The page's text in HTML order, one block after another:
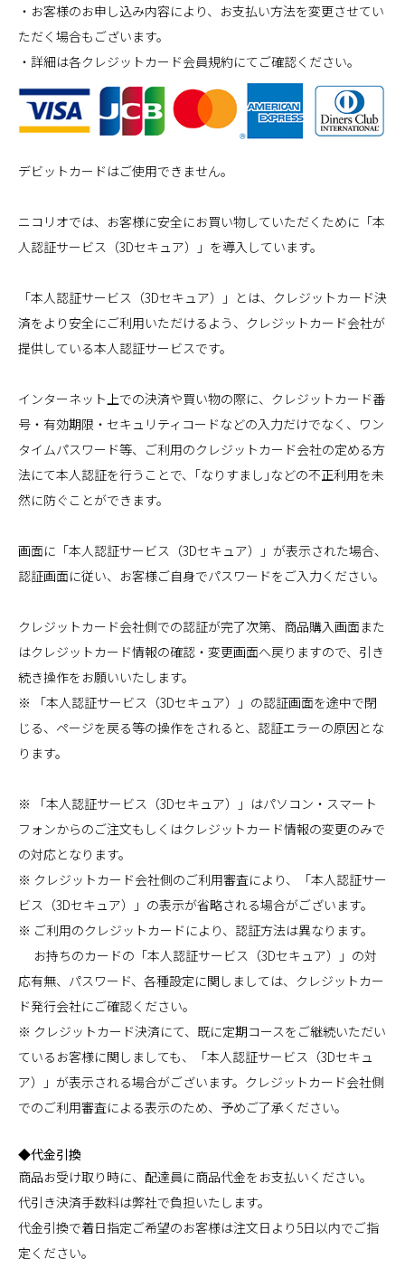
・お客様のお申し込み内容により、お支払い方法を変更させてい
ただく場合もございます。
・詳細は各クレジットカード会員規約にてご確認ください。
デビットカードはご使用できません。
ニコリオでは、お客様に安全にお買い物していただくために「本
人認証サービス（3Dセキュア）」を導入しています。
「本人認証サービス（3Dセキュア）」とは、クレジットカード決
済をより安全にご利用いただけるよう、クレジットカード会社が
提供している本人認証サービスです。
インターネット上での決済や買い物の際に、クレジットカード番
号・有効期限・セキュリティコードなどの入力だけでなく、ワン
タイムパスワード等、ご利用のクレジットカード会社の定める方
法にて本人認証を行うことで、｢なりすまし｣などの不正利用を未
然に防ぐことができます。
画面に「本人認証サービス（3Dセキュア）」が表示された場合、
認証画面に従い、お客様ご自身でパスワードをご入力ください。
クレジットカード会社側での認証が完了次第、商品購入画面また
はクレジットカード情報の確認・変更画面へ戻りますので、引き
続き操作をお願いいたします。
※ 「本人認証サービス（3Dセキュア）」の認証画面を途中で閉
じる、ページを戻る等の操作をされると、認証エラーの原因とな
ります。
※ 「本人認証サービス（3Dセキュア）」はパソコン・スマート
フォンからのご注文もしくはクレジットカード情報の変更のみで
の対応となります。
※ クレジットカード会社側のご利用審査により、「本人認証サー
ビス（3Dセキュア）」の表示が省略される場合がございます。
※ ご利用のクレジットカードにより、認証方法は異なります。
お持ちのカードの「本人認証サービス（3Dセキュア）」の対
応有無、パスワード、各種設定に関しましては、クレジットカー
ド発行会社にご確認ください。
※ クレジットカード決済にて、既に定期コースをご継続いただい
ているお客様に関しましても、「本人認証サービス（3Dセキュ
ア）」が表示される場合がございます。クレジットカード会社側
でのご利用審査による表示のため、予めご了承ください。
◆代金引換
商品お受け取り時に、配達員に商品代金をお支払いください。
代引き決済手数料は弊社で負担いたします。
代金引換で着日指定ご希望のお客様は注文日より5日以内でご指
定ください。